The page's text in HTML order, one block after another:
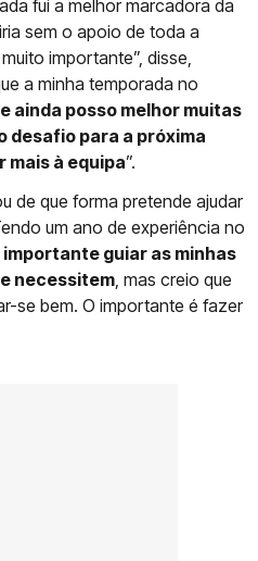
fui a melhor marcadora da
sem o apoio de toda a
importante”, disse,
a minha temporada no
ainda posso melhor muitas
desafio para a próxima
à equipa”.
de que forma pretende ajudar
um ano de experiência no
guiar as minhas
necessitem, mas creio que
se bem. O importante é fazer